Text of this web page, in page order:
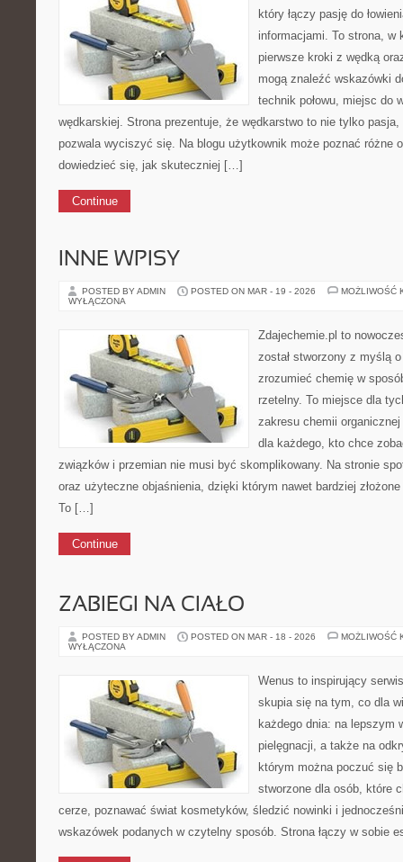
który łączy pasję do
informacjami. To strona, w
pierwsze kroki z wędką
mogą znaleźć wskazówki
technik połowu, miejsc do
wędkarskiej. Strona prezentuje, że wędkarstwo to nie tylko
pozwala wyciszyć się. Na blogu użytkownik może poznać różne
dowiedzieć się, jak skuteczniej […]
Continue
INNE WPISY
POSTED BY ADMIN POSTED ON MAR - 19 - 2026
MOŻLIWOŚĆ
WYŁĄCZONA
Zdajechemie.pl to
został stworzony z myślą
zrozumieć chemię w
rzetelny. To miejsce dla
zakresu chemii
dla każdego, kto chce
związków i przemian nie musi być skomplikowany. Na stronie
oraz użyteczne objaśnienia, dzięki którym nawet bardziej
To […]
Continue
ZABIEGI NA CIAŁO
POSTED BY ADMIN POSTED ON MAR - 18 - 2026
MOŻLIWOŚĆ
WYŁĄCZONA
Wenus to inspirujący
skupia się na tym, co dla
każdego dnia: na lepszym
pielęgnacji, a także na
którym można poczuć się
stworzone dla osób, które
cerze, poznawać świat kosmetyków, śledzić nowinki i
wskazówek podanych w czytelny sposób. Strona łączy w sobie